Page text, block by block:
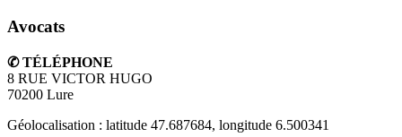
Avocats
✆ TÉLÉPHONE
8 RUE VICTOR HUGO
70200 Lure
Géolocalisation : latitude 47.687684, longitude 6.500341